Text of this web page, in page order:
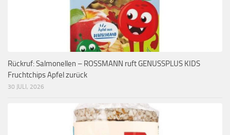
Rückruf: Salmonellen – ROSSMANN ruft GENUSSPLUS KIDS
Fruchtchips Apfel zurück
30 JULI, 2026